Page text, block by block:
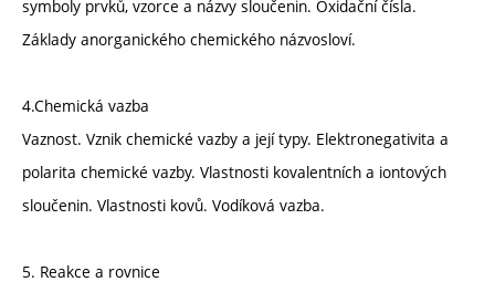
symboly prvků, vzorce a názvy sloučenin. Oxidační čísla.
Základy anorganického chemického názvosloví.
4.Chemická vazba
Vaznost. Vznik chemické vazby a její typy. Elektronegativita a
polarita chemické vazby. Vlastnosti kovalentních a iontových
sloučenin. Vlastnosti kovů. Vodíková vazba.
5. Reakce a rovnice